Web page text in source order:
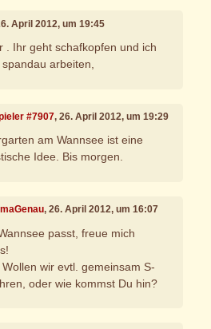
April 2012, um 19:45
. Ihr geht schafkopfen und ich
spandau arbeiten,
#7907, 26. April 2012, um 19:29
am Wannsee ist eine
Idee. Bis morgen.
, 26. April 2012, um 16:07
passt, freue mich
Wollen wir evtl. gemeinsam S-
oder wie kommst Du hin?